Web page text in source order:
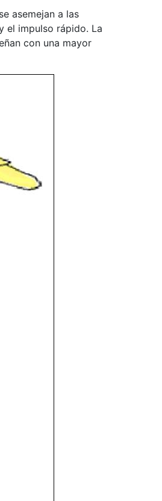
asemejan a las
el impulso rápido. La
con una mayor